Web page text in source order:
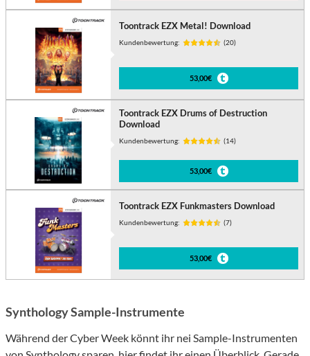
Toontrack EZX Metal! Download
Kundenbewertung: (20)
53,00€
Toontrack EZX Drums of Destruction
Download
Kundenbewertung: (14)
53,00€
Toontrack EZX Funkmasters Download
Kundenbewertung: (7)
53,00€
Synthology Sample-Instrumente
Während der Cyber Week könnt ihr nei Sample-Instrumenten